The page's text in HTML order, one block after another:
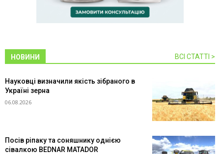
НОВИНИ ВСІ СТАТТІ >
Науковці визначили якість зібраного в
Україні зерна
06.08.2026
Посів ріпаку та соняшнику однією
сівалкою BEDNAR MATADOR